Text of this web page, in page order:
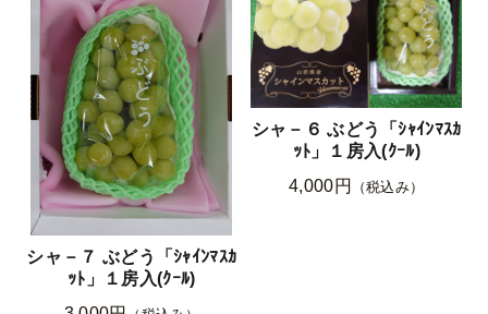
シャ－７ ぶどう「ｼｬｲﾝﾏｽｶ
ｯﾄ」１房入(ｸｰﾙ)
シャ－６ ぶどう「ｼｬｲﾝﾏｽｶ
ｯﾄ」１房入(ｸｰﾙ)
4,000円
（税込み）